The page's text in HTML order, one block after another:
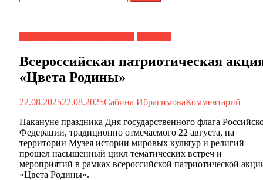
Всероссийская патриотическая
«Цвета Родины»
22.08.202522.08.2025Сабина ИбрагимоваКомментарий
Накануне праздника Дня государственного флага
Федерации, традиционно отмечаемого 22 августа, на
территории Музея истории мировых культур и религий
прошел насыщенный цикл тематических встреч и
мероприятий в рамках всероссийской патриотической
«Цвета Родины».